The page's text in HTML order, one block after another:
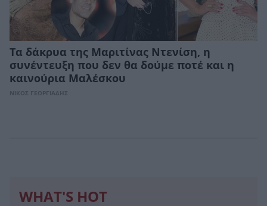
Τα δάκρυα της Μαριτίνας Ντενίση, η
συνέντευξη που δεν θα δούμε ποτέ και η
καινούρια Μαλέσκου
ΝΙΚΟΣ ΓΕΩΡΓΙΑΔΗΣ
WHAT'S HOT